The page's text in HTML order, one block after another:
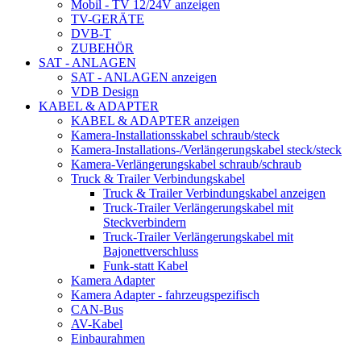
Mobil - TV 12/24V anzeigen
TV-GERÄTE
DVB-T
ZUBEHÖR
SAT - ANLAGEN
SAT - ANLAGEN anzeigen
VDB Design
KABEL & ADAPTER
KABEL & ADAPTER anzeigen
Kamera-Installationsskabel schraub/steck
Kamera-Installations-/Verlängerungskabel steck/steck
Kamera-Verlängerungskabel schraub/schraub
Truck & Trailer Verbindungskabel
Truck & Trailer Verbindungskabel anzeigen
Truck-Trailer Verlängerungskabel mit
Steckverbindern
Truck-Trailer Verlängerungskabel mit
Bajonettverschluss
Funk-statt Kabel
Kamera Adapter
Kamera Adapter - fahrzeugspezifisch
CAN-Bus
AV-Kabel
Einbaurahmen